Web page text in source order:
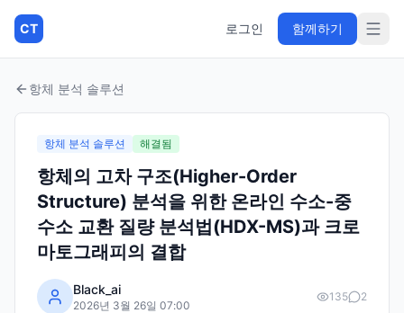
CT 로그인 함께하기
항체 분석 솔루션
항체 분석 솔루션 해결됨
항체의 고차 구조(Higher-Order
Structure) 분석을 위한 온라인 수소-중
수소 교환 질량 분석법(HDX-MS)과 크로
마토그래피의 결합
Black_ai
2026년 3월 26일 07:00
135 2